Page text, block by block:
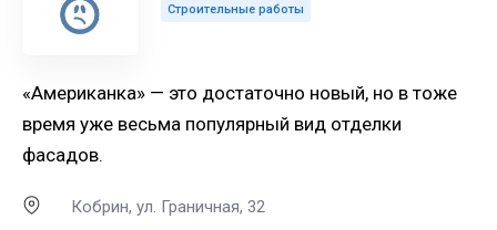
Строительные работы
«Американка» — это достаточно новый, но в тоже
время уже весьма популярный вид отделки
фасадов.
Кобрин, ул. Граничная, 32